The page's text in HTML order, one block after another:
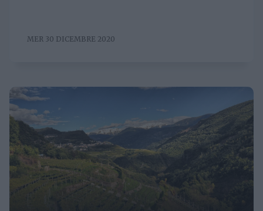
MER 30 DICEMBRE 2020